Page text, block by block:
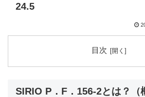
24.5
目次
SIRIO P．F．156-2とは？（